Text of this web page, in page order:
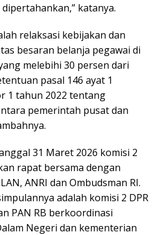
katanya.
relaksasi kebijakan dan
besaran belanja pegawai di
melebihi 30 persen dari
pasal 146 ayat 1
1 tahun 2022 tentang
pemerintah pusat dan
31 Maret 2026 komisi 2
rapat bersama dengan
ANRI dan Ombudsman RI.
adalah komisi 2 DPR
PAN RB berkoordinasi
Negeri dan kementerian